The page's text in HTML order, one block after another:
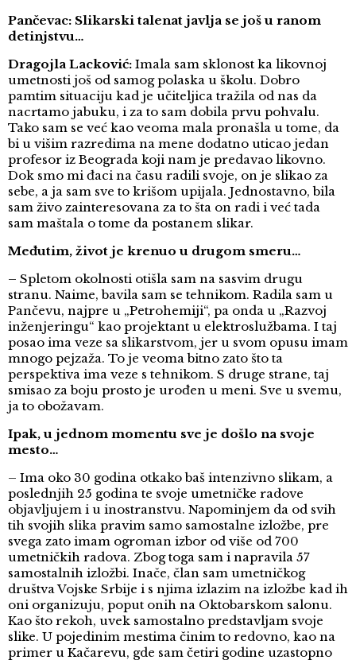
Pančevac: Slikarski talenat javlja se još u ranom
detinjstvu…
Dragojla Lacković: Imala sam sklonost ka likovnoj
umetnosti još od samog polaska u školu. Dobro
pamtim situaciju kad je učiteljica tražila od nas da
nacrtamo jabuku, i za to sam dobila prvu pohvalu.
Tako sam se već kao veoma mala pronašla u tome, da
bi u višim razredima na mene dodatno uticao jedan
profesor iz Beograda koji nam je predavao likovno.
Dok smo mi đaci na času radili svoje, on je slikao za
sebe, a ja sam sve to krišom upijala. Jednostavno, bila
sam živo zainteresovana za to šta on radi i već tada
sam maštala o tome da postanem slikar.
Međutim, život je krenuo u drugom smeru…
– Spletom okolnosti otišla sam na sasvim drugu
stranu. Naime, bavila sam se tehnikom. Radila sam u
Pančevu, najpre u „Petrohemiji“, pa onda u „Razvoj
inženjeringu“ kao projektant u elektroslužbama. I taj
posao ima veze sa slikarstvom, jer u svom opusu imam
mnogo pejzaža. To je veoma bitno zato što ta
perspektiva ima veze s tehnikom. S druge strane, taj
smisao za boju prosto je urođen u meni. Sve u svemu,
ja to obožavam.
Ipak, u jednom momentu sve je došlo na svoje
mesto…
– Ima oko 30 godina otkako baš intenzivno slikam, a
poslednjih 25 godina te svoje umetničke radove
objavljujem i u inostranstvu. Napominjem da od svih
tih svojih slika pravim samo samostalne izložbe, pre
svega zato imam ogroman izbor od više od 700
umetničkih radova. Zbog toga sam i napravila 57
samostalnih izložbi. Inače, član sam umetničkog
društva Vojske Srbije i s njima izlazim na izložbe kad ih
oni organizuju, poput onih na Oktobarskom salonu.
Kao što rekoh, uvek samostalno predstavljam svoje
slike. U pojedinim mestima činim to redovno, kao na
primer u Kačarevu, gde sam četiri godine uzastopno